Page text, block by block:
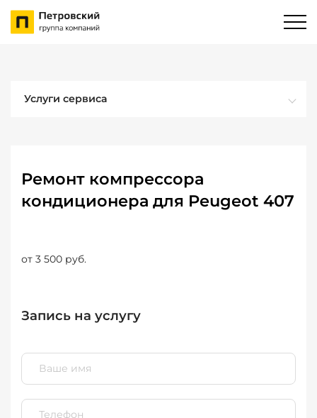
Услуги сервиса
Ремонт компрессора
кондиционера для Peugeot 407
от 3 500 руб.
Запись на услугу